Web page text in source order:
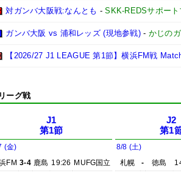
対ガンバ大阪戦:なんとも -SKK-REDSサポー
ガンバ大阪 vs 浦和レッズ (現地参戦)- かじの
【2026/27 J1 LEAGUE 第1節】横浜FM戦
リーグ戦
J1
第1節
(金)
FM 3-4 鹿島 19:26 MUFG国立
J2
第1
8/8 (土)
札幌
- 徳島